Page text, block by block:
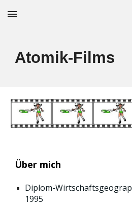
Skip to main content
Atomik-Films
Über mich
Diplom-
1995